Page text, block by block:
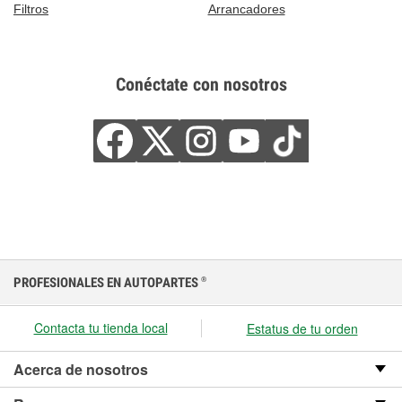
Filtros
Arrancadores
Conéctate con nosotros
PROFESIONALES EN AUTOPARTES ®
Contacta tu tienda local Estatus de tu orden
Acerca de nosotros